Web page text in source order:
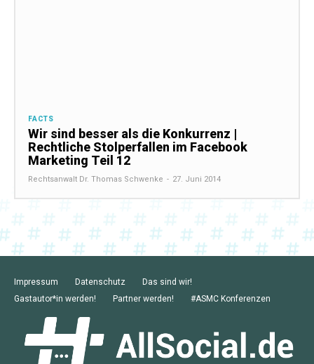
FACTS
Wir sind besser als die Konkurrenz |
Rechtliche Stolperfallen im Facebook
Marketing Teil 12
Rechtsanwalt Dr. Thomas Schwenke - 27. Juni 2014
Impressum Datenschutz
Das sind wir!
Gastautor*in werden!
Partner werden! #ASMC Konferenzen